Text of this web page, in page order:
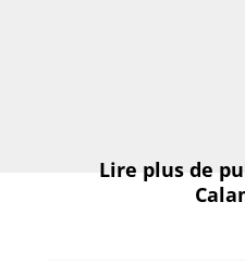
Lire plus de